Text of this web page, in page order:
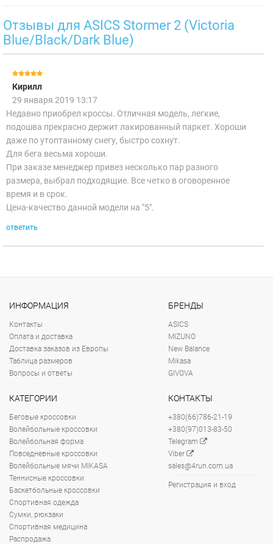
Отзывы для ASICS Stormer 2 (Victoria
Blue/Black/Dark Blue)
Кирилл
29 января 2019 13:17
Недавно приобрел кроссы. Отличная модель, легкие,
подошва прекрасно держит лакированный паркет. Хороши
даже по утоптанному снегу, быстро сохнут.
Для бега весьма хороши.
При заказе менеджер привез несколько пар разного
размера, выбрал подходящие. Все четко в оговоренное
время и в срок.
Цена-качество данной модели на "5".
ответить
ИНФОРМАЦИЯ
Контакты
Оплата и доставка
Доставка заказов из Европы
Таблица размеров
Вопросы и ответы
БРЕНДЫ
ASICS
MIZUNO
New Balance
Mikasa
GIVOVA
КАТЕГОРИИ
Беговые кроссовки
Волейбольные кроссовки
Волейбольная форма
Повседневные кроссовки
Волейбольные мячи MIKASA
Теннисные кроссовки
Баскетбольные кроссовки
Спортивная одежда
Сумки, рюкзаки
Спортивная медицина
Распродажа
КОНТАКТЫ
+380(66)786-21-19
+380(97)013-83-50
Telegram
Viber
sales@4run.com.ua
Регистрация и вход